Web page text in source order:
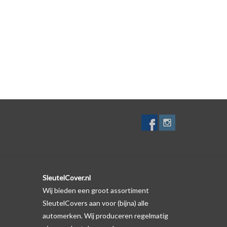
SleutelCover.nl
Wij bieden een groot assortiment
SleutelCovers aan voor (bijna) alle
automerken. Wij produceren regelmatig